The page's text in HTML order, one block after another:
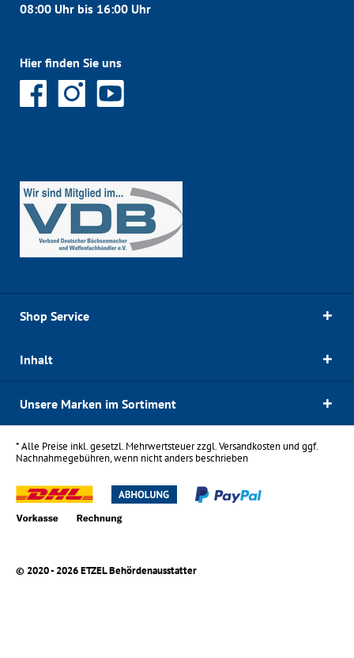
08:00 Uhr bis 16:00 Uhr
Hier finden Sie uns
Shop Service
Inhalt
Unsere Marken im Sortiment
* Alle Preise inkl. gesetzl. Mehrwertsteuer zzgl.Versandkostenund ggf.
Nachnahmegebühren, wenn nicht anders beschrieben
© 2020 - 2026 ETZEL Behördenausstatter